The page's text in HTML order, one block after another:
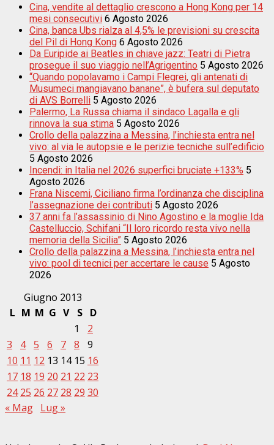
Cina, vendite al dettaglio crescono a Hong Kong per 14
mesi consecutivi 6 Agosto 2026
Cina, banca Ubs rialza al 4,5% le previsioni su crescita
del Pil di Hong Kong 6 Agosto 2026
Da Euripide ai Beatles in chiave jazz: Teatri di Pietra
prosegue il suo viaggio nell’Agrigentino 5 Agosto 2026
“Quando popolavamo i Campi Flegrei, gli antenati di
Musumeci mangiavano banane”, è bufera sul deputato
di AVS Borrelli 5 Agosto 2026
Palermo, La Russa chiama il sindaco Lagalla e gli
rinnova la sua stima 5 Agosto 2026
Crollo della palazzina a Messina, l’inchiesta entra nel
vivo: al via le autopsie e le perizie tecniche sull’edificio
5 Agosto 2026
Incendi: in Italia nel 2026 superfici bruciate +133% 5
Agosto 2026
Frana Niscemi, Ciciliano firma l’ordinanza che disciplina
l’assegnazione dei contributi 5 Agosto 2026
37 anni fa l’assassinio di Nino Agostino e la moglie Ida
Castelluccio, Schifani “Il loro ricordo resta vivo nella
memoria della Sicilia” 5 Agosto 2026
Crollo della palazzina a Messina, l’inchiesta entra nel
vivo: pool di tecnici per accertare le cause 5 Agosto
2026
Giugno 2013
L M M G V S
D
1
2
3
4 5 6 7 8
9
10 11 12 13 14 15 16
17 18 19 20 21 22 23
24 25 26 27 28 29 30
« Mag Lug »